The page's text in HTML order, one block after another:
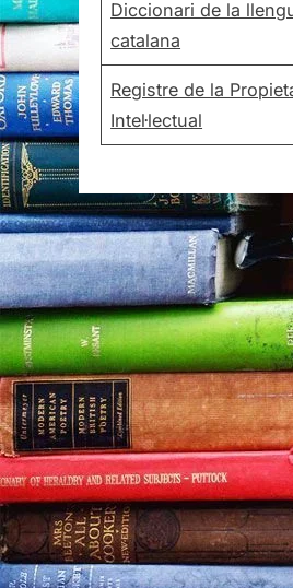
Diccionari de la
catalana
Registre de la
Intel·lectual